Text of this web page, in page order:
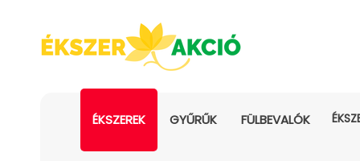
ÉKSZEREK GYŰRŰK FÜLBEVALÓK